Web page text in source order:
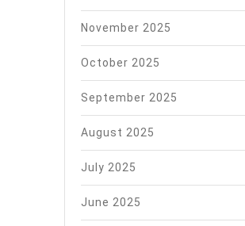
November 2025
October 2025
September 2025
August 2025
July 2025
June 2025